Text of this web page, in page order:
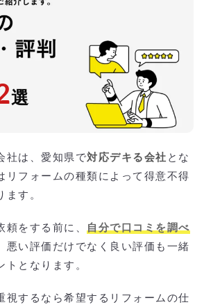
ムの口コミ以外に知っておきたい費
ムで活用できる補助金
ム費用を激安・格安でする「おすす
スで安くリフォームをできる優良業者を探す！
選
社は、愛知県で対応デキる会社 とな
リフォームの種類によって得意不得
ます。
頼をする前に、
自分で口コミを調べ
悪い評価だけでなく良い評価も一緒
トとなります。
視するなら希望するリフォームの仕